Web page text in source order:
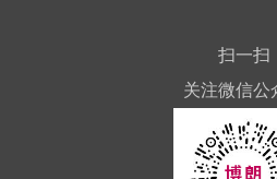
扫一扫
关注微信公